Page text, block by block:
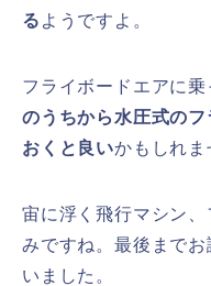
る ようですよ。
フライボードエアに
のうちから水圧式の
おくと良いかもしれま
宙に浮く飛行マシン
みですね。最後まで
いました。